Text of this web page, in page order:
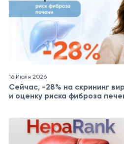
16 Июля 2026
Сейчас, -28% на скрининг
и оценку риска фиброза